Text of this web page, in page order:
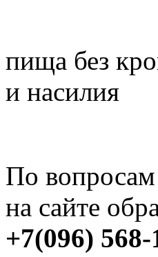
пища без
и насилия
По
на сайте
+7(096) 568-